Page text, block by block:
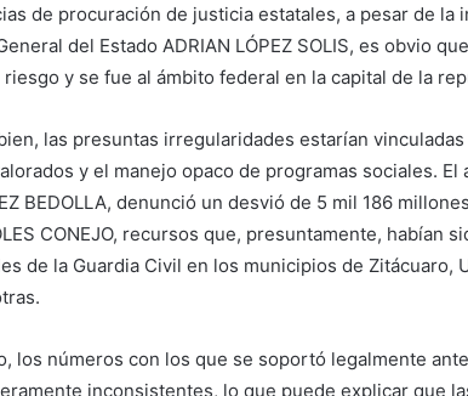
de procuración de justicia estatales, a pesar de la
del Estado ADRIAN LÓPEZ SOLIS, es obvio
y se fue al ámbito federal en la capital de la
las presuntas irregularidades estarían
y el manejo opaco de programas sociales. El
BEDOLLA, denunció un desvió de 5 mil 186
CONEJO, recursos que, presuntamente, habían
de la Guardia Civil en los municipios de Zitácuaro,
los números con los que se soportó legalmente
inconsistentes, lo que puede explicar que